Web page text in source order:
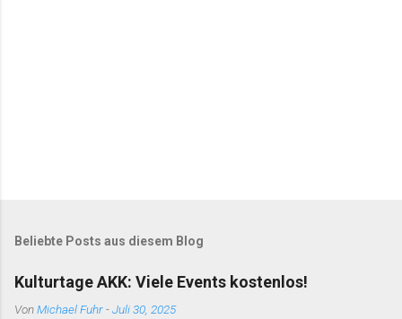
Beliebte Posts aus diesem Blog
Kulturtage AKK: Viele Events kostenlos!
VonMichael Fuhr -Juli 30, 2025